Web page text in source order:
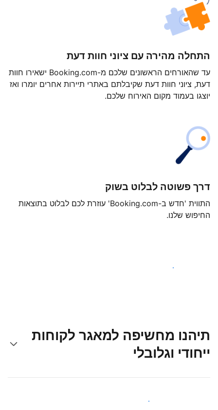
התחלה מהירה עם ציוני חוות דעת
עד שהאורחים הראשונים שלכם מ-Booking.com ישאירו חוות
דעת, ציוני חוות דעת שקיבלתם באתרי תיירות אחרים יומרו ואז
יוצגו בעמוד מקום האירוח שלכם.
דרך פשוטה לבלוט בשוק
התווית 'חדש ב-Booking.com' עוזרת לכם לבלוט בתוצאות
החיפוש שלנו.
צאו לדרך עוד היום
תיהנו מחשיפה למאגר לקוחות
ייחודי וגלובלי
קבלו חשיפה בפני אורחים חדשים